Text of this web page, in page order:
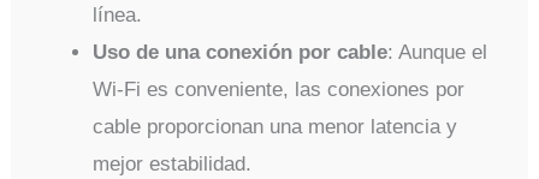
línea.
Uso de una conexión por cable: Aunque el
Wi-Fi es conveniente, las conexiones por
cable proporcionan una menor latencia y
mejor estabilidad.